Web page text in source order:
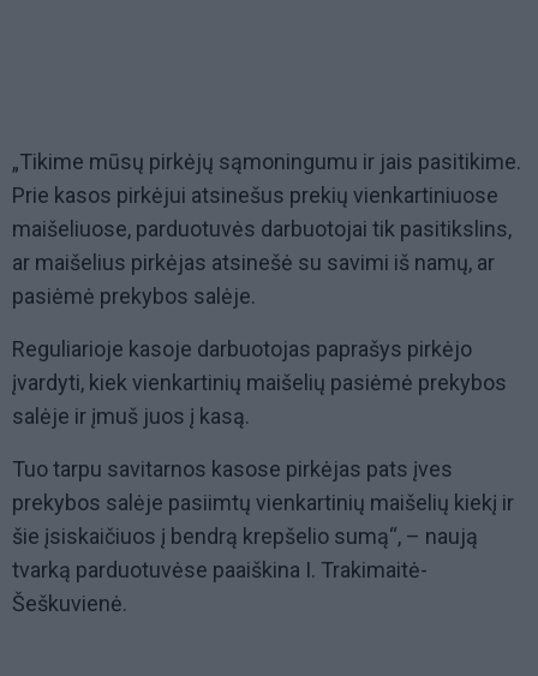
„Tikime mūsų pirkėjų sąmoningumu ir jais pasitikime.
Prie kasos pirkėjui atsinešus prekių vienkartiniuose
maišeliuose, parduotuvės darbuotojai tik pasitikslins,
ar maišelius pirkėjas atsinešė su savimi iš namų, ar
pasiėmė prekybos salėje.
Reguliarioje kasoje darbuotojas paprašys pirkėjo
įvardyti, kiek vienkartinių maišelių pasiėmė prekybos
salėje ir įmuš juos į kasą.
Tuo tarpu savitarnos kasose pirkėjas pats įves
prekybos salėje pasiimtų vienkartinių maišelių kiekį ir
šie įsiskaičiuos į bendrą krepšelio sumą“, – naują
tvarką parduotuvėse paaiškina I. Trakimaitė-
Šeškuvienė.